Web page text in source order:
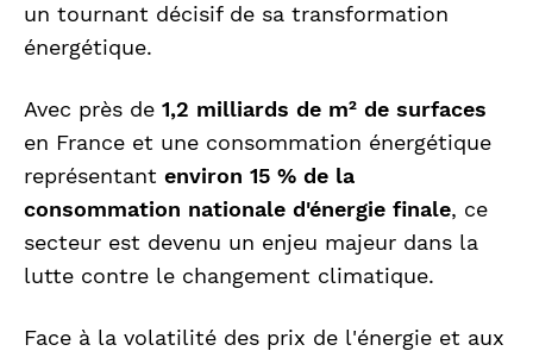
un tournant décisif de sa transformation
énergétique.
Avec près de 1,2 milliards de m² de surfaces
en France et une consommation énergétique
représentant environ 15 % de la
consommation nationale d'énergie finale, ce
secteur est devenu un enjeu majeur dans la
lutte contre le changement climatique.
Face à la volatilité des prix de l'énergie et aux